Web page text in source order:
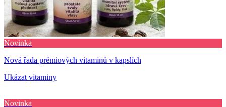
Novinka
Nová řada prémiových vitaminů v kapslích
Ukázat vitaminy
Novinka